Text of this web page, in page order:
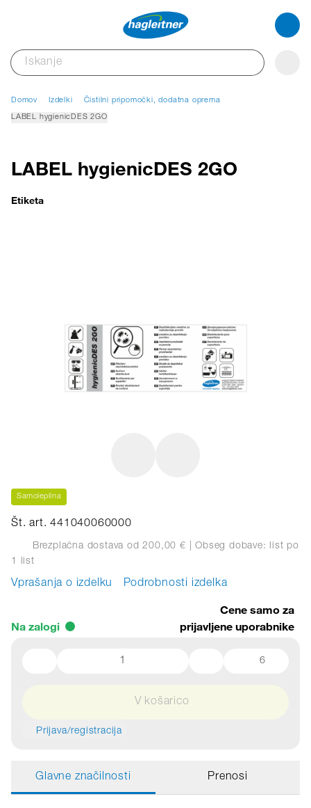
Domov Izdelki Čistilni pripomočki, dodatna oprema
LABEL hygienicDES 2GO
LABEL hygienicDES 2GO
Etiketa
Samolepilna
Št. art. 441040060000
Brezplačna dostava od 200,00 € | Obseg dobave: list po
1 list
Vprašanja o izdelku Podrobnosti izdelka
Na zalogi
Cene samo za
prijavljene uporabnike
6
V košarico
Prijava/registracija
Glavne značilnosti Prenosi